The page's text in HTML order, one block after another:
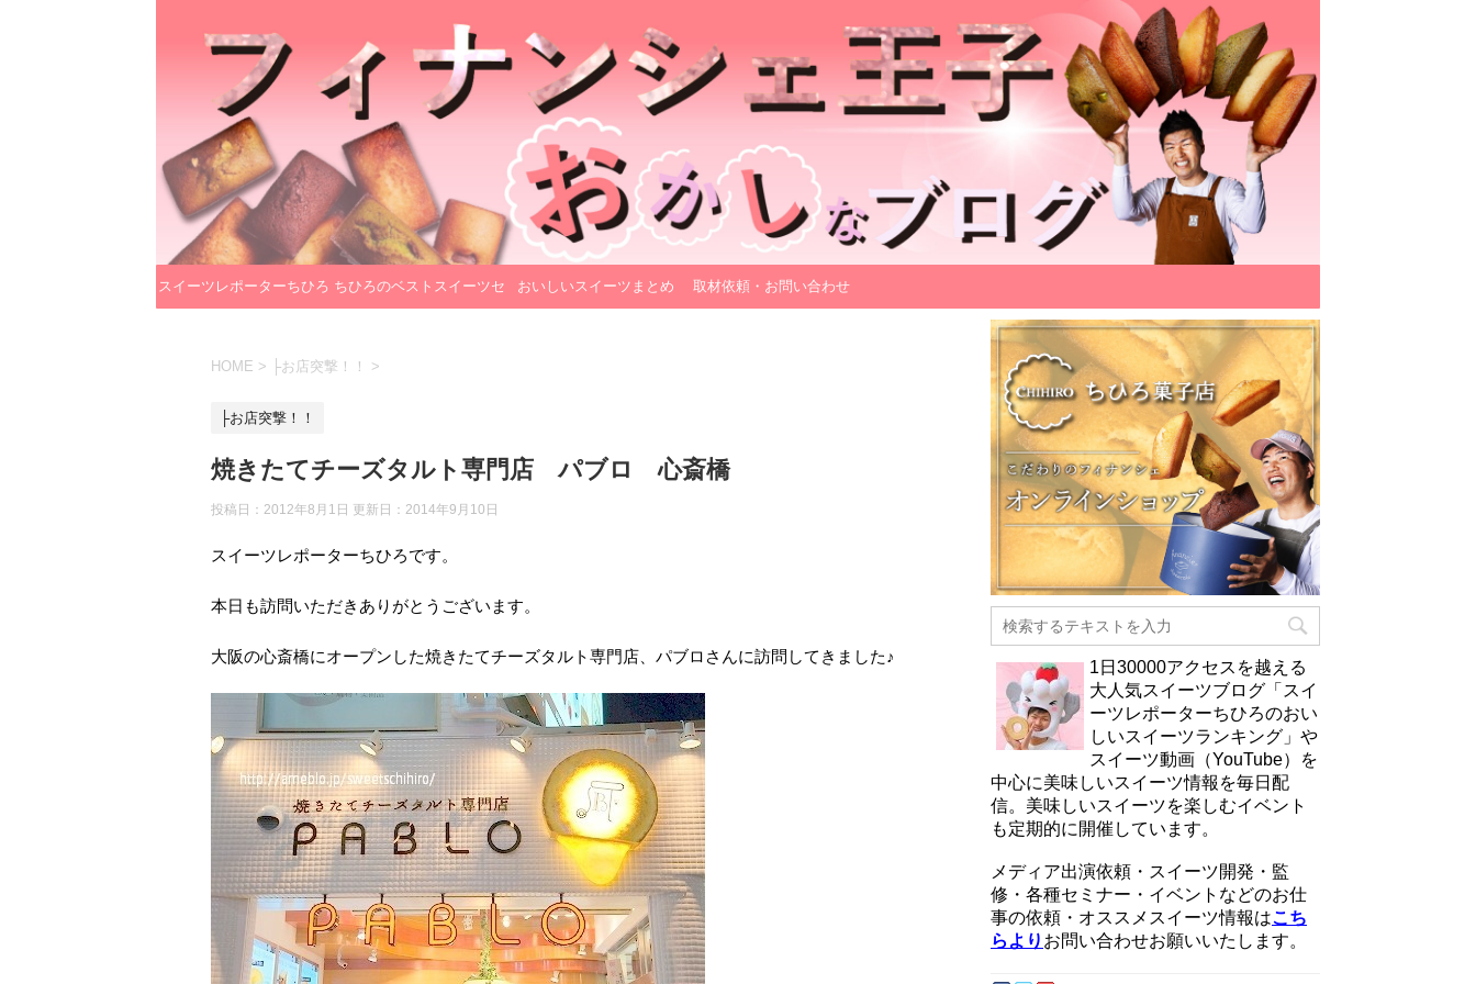
スイーツレポーターちひろ ちひろのベストスイーツセ おいしいスイーツまとめ 取材依頼・お問い合わせ
HOME > ├お店突撃！！ >
├お店突撃！！
焼きたてチーズタルト専門店 パブロ 心斎橋
投稿日：2012年8月1日 更新日： 2014年9月10日
スイーツレポーターちひろです。
本日も訪問いただきありがとうございます。
大阪の心斎橋にオープンした焼きたてチーズタルト専門店、パブロさんに訪問してきました♪
1日30000アクセスを越える
大人気スイーツブログ「スイ
ーツレポーターちひろのおい
しいスイーツランキング」や
スイーツ動画（YouTube）を
中心に美味しいスイーツ情報を毎日配
信。美味しいスイーツを楽しむイベント
も定期的に開催しています。
メディア出演依頼・スイーツ開発・監
修・各種セミナー・イベントなどのお仕
事の依頼・オススメスイーツ情報はこち
らより お問い合わせお願いいたします。